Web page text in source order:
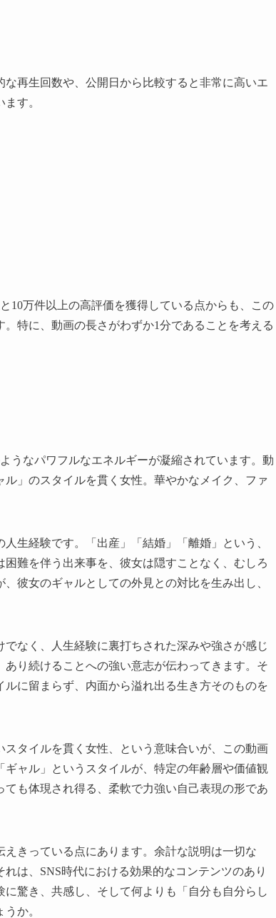
再生回数や、公開日から比較すると非常に高いエ
す。
10万件以上の高評価を獲得している点からも、この
特に、動画の長さがわずか1分であることを考える
うなパワフルなエネルギーが凝縮されています。動
」のスタイルを貫く女性。華やかなメイク、ファ
生経験です。「出産」「結婚」「離婚」という、
難を伴う出来事を、彼女は隠すことなく、むしろ
彼女のギャルとしての外見との対比を生み出し、
なく、人生経験に裏打ちされた深みや強さが感じ
り続けることへの強い意志が伝わってきます。そ
に留まらず、内面から溢れ出る生き方そのものを
スタイルを貫く女性、という意味合いが、この動画
ャル」というスタイルが、特定の年齢層や価値観
も体現され得る、柔軟で力強い自己表現の形であ
きっている点にあります。余計な説明は一切な
は、SNS時代における効果的なコンテンツのあり
驚き、共感し、そして何よりも「自分も自分らし
か。